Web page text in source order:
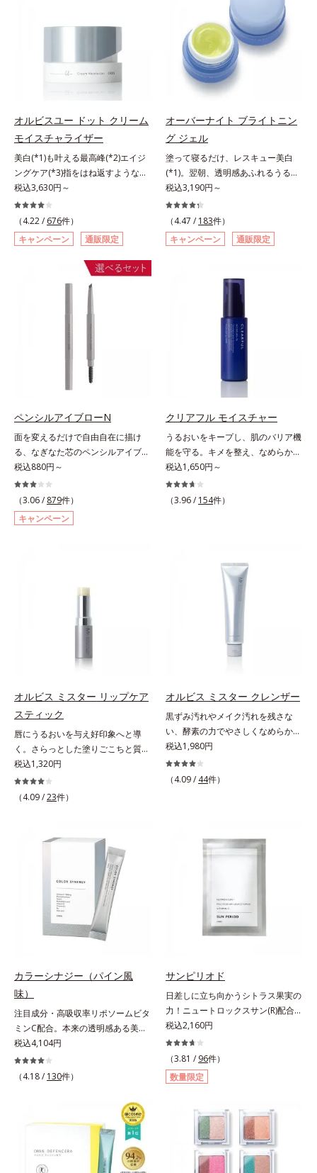
めるような加工を行う）」。不要と
いパワーを引き出し、サイエンスの
力でまっさらな素肌へと導くクリー
ンビューティブランドです。
作る材料であるたんぱく質12g(*1)
をメインに、美を引き出すコラーゲ
ン5,000mgも配合。さらにリズムを
支える鉄分やビタミン6種(*2)、食
物繊維など、女性が不足しがちな栄
養素を豊富に含み、大人女性の健康
美を総合的に支えます。甘さ控えめ
味展開。プロテイン独特のにおいや
クセが少なく、水に溶けやすいの
で、手軽においしくたんぱく質を摂
れます。*1 1杯分（約27g）当り。
コラーゲン含む。*2 ビタミンB1、
B2、B6、B12、ナイアシン、パン
トテン酸各商品の詳しい情報は商品
ページをご覧ください。・BEAUTY
夏祭りは、こちら
オルビスユー ドット クリーム
モイスチャライザー
美白(*1)も叶える最高峰(*2)エイジ
ングケア(*3)指をはね返すような弾
力感が宿るハリ感 濃密フィットク
リーム。ハリも透明感(*4)も結果主
義。年齢サイン(*5)の因子に着目し
た肌科学エイジングケア(*3)シリー
ズ。オルビスユー ドットシリーズ
は、年齢による肌悩み一つ一つを対
処するのではなく、肌で起きている
ことの根本原因に着目。加齢ととも
に現れる年齢サインについて研究を
進めたところ、弾力感のない状態で
感のなさ」が、大人の肌印象に大き
な影響を与えていることがわかりま
シリーズは美容成分(*7)として
「G.D.F.アクティベーター(*8)」を
配合。そして、従来から配合してい
る美白(*1)有効成分「トラネキサム
酸」を配合しました。さらに、シリ
ーズ共通の美容成分「GLルートブ
ースター(*9)」を配合することで、
肌のふっくら感や透明感を叶えま
なたのエイジングケアを応援しま
ミ・ソバカスを防ぐ（ウォッシュを
除く）*2 オルビス内スキンケアシ
手入れのこと*4 うるおいによる
乾燥による*7 保湿成分*8 ロニ
セラカエルレア果汁、ノバラエキス
配合＝うるおいを与えハリと透明感
に満ちた肌へ導く保湿成分*9 メマ
ツヨイグサ抽出液、スイカズラエキ
ス配合＝角層のすみずみまで水分・
油分を保ち、ハリ・ツヤを与える保
湿成分*10 気持ちのこと
税込3,630円～
（4.22 / 676件）
キャンペーン
通販限定
オーバーナイト ブライトニン
グ ジェル
塗って寝るだけ、レスキュー美白
(*1)。翌朝、透明感あふれるうるぷ
る肌を叶える、お守り涼感ジェルパ
ック。紫外線を浴びた日の夜は、ひ
んやり気持ちいいジェルでお肌をレ
スキュー！ メラニンの産生指令が
活発になる夜の肌環境に着目して、
(*2)ツヤ肌”へと整える夜用ジェルパ
ックです。ぷるぷるジェルを肌にの
せると、シートマスクのようにピタ
ッと密着。水ハリ膜が肌のうるおい
をキープしながら、やわらかさをア
ップ。美白(*1)と保湿の両方にアプ
SG(*3)」、肌荒れや日焼けによる肌
のほてりを予防する「グリチルリチ
ン酸ジカリウム(*4)」など、たっぷ
りの保湿成分が浸透しやすい肌環境
を叶えます。はじめはピタッと密着
するテクスチャーは、肌になじむご
とにもっちり質感に、最後はなめら
かな水膜へと3変化。普段の保湿液
をこのジェルにおきかえて塗って眠
*2 美白（メラニンの生成を抑え、
シミ・ソバカスを防ぐ）と保湿のこ
ミ・ソバカスを防ぐ美白有効成分を
組み合わせた複合成分*4 グリチル
BEAUTY夏祭りは、こちら
税込3,190円～
（4.47 / 183件）
キャンペーン
通販限定
ペンシルアイブローN
面を変えるだけで自由自在に描け
る、なぎなた芯のペンシルアイブロ
ー。角度を変えるだけで自由自在に
描けるペンシルアイブローです。な
ぎなた芯だから、接地面を変えるだ
けで太い線から細い線まで、テクニ
ックいらずで簡単に。スムースライ
ので、毛流れを整えたり、色をなじ
活躍。これ1本で完成度の高い、ふ
んわり眉に仕上がります。※中身を
ています。* ダイマージリノール酸
イソステアリル/フィトステリル）
配合＝感触向上成分
税込880円～
（3.06 / 879件）
キャンペーン
クリアフル モイスチャー
うるおいをキープし、肌のバリア機
能を守る。キメを整え、なめらかな
肌にするニキビ対策保湿液。「ニキ
ビをくり返してしまう」「毛穴目立
ちが気になる」「マスク生活であご
にWでアプローチする、薬用ニキビ
対策スキンケアシリーズです。5種
の和漢植物由来成分とコラーゲンが
きにくい肌を目指します。さらにビ
タミンC誘導体をはじめとした5種
ョットカプセル」を配合。カプセル
が浸透してから成分を放出する特殊
技術によって、高い浸透力(*2)と安
定性を実現。毛穴の目立ちをしっか
りケア(*3)して、ゆらぎやすいニキ
ビ肌を、みずみずしい清潔な垢抜け
肌(*4)へと導きます。たっぷりの保
然ビタミンE、イノシット、フィチ
ン酸、ユズセラミド、スフィンゴ糖
洗浄による汚れの除去*5 すべての
方に皮膚刺激がおきないというわけ
ではありません※敏感肌対象パッチ
ん）※弱酸性
税込1,650円～
（3.96 / 154件）
オルビス ミスター リップケア
スティック
唇にうるおいを与え好印象へと導
く。さらっとした塗りごこちと質感
で自然で好印象な口元に。さらっと
した軽やかな塗りごこちでありなが
らも、唇にうるおいを与える「モイ
リームはべたつくから苦手」という
リップクリームに苦手意識を感じる
方でも使用しやすい設計に。ツヤを
抑えた質感で、自然で好印象な口元
へと導きます。3種の植物性保湿成
分を組み合わせた「MULTI-３※」
を配合。さらに、ミツロウ、ヒアル
ロン酸、コラーゲン配合で、唇にう
ス、ビワ葉エキス、カミツレ花エキ
ス：唇にうるおいを与える保湿成分
税込1,320円
（4.09 /23件）
オルビス ミスター クレンザー
黒ずみ汚れやメイク汚れを残さな
い、酵素の力でやさしくなめらかに
洗い上げるW洗顔不要のスペシャル
クレンザー。過剰な皮脂とその皮脂
汚れが詰まって発生する黒ずみ汚れ
酸 LP(*1)」を配合し、毛穴の黒ずみ
毛穴の汚れをしっかり洗い流す期待
感が高まる黒と、優しく肌に吸い付
くようなとろけ感のジェル状テクス
っかり洗い流し、洗いあがりはつる
んとした肌に。泡立て不要であわた
だしい朝も疲れて帰ってきた夜も手
軽にご使用いただけます。*1 リパ
ーゼ、リンゴ酸*2 イソステアリル
アスコルビルリン酸２Na、プラン
クトンエキス、ハス花エキス、乳酸
桿菌/セイヨウナシ果汁発酵液、ア
⇒ 保湿液※洗顔料と置き換えてご
使用いただけます。※週2～3回のス
ペシャル洗顔としてのご使用をおす
すめいたしますが、クレンジング料
税込1,980円
（4.09 / 44件）
カラーシナジー（パイン風
味）
注目成分・高吸収率リポソームビタ
ミンC配合。本来の透明感ある美し
さを目指す美容サプリメント。みん
なが目指す美しさのゴールは、透明
感でした。注目成分リポソームビタ
す美容サプリメントです。美容に嬉
しい効果を持つビタミンCには、口
から摂取しても吸収されにくく、多
くが体外に排出されるというデメリ
ットが。そんなデメリットを払拭す
税込4,104円
（4.18 / 130件）
サンピリオド
日差しに立ち向かうシトラス果実の
力！ニュートロックスサン(R)配合の
インナーケア(*)。果実の力で日差し
に立ち向かうインナーケア(*)です。
強い紫外線が降り注ぐ南スペイン産
のシトラスとローズマリーから抽出
した話題の成分、「ニュートロック
究を重ねており、多くの国で実績の
ある夏のケア成分です。さらに夏の
ケアで有名なPLエキスと、欠かせな
い美容成分ビタミンCもプラス。独
税込2,160円
（3.81 / 96件）
数量限定